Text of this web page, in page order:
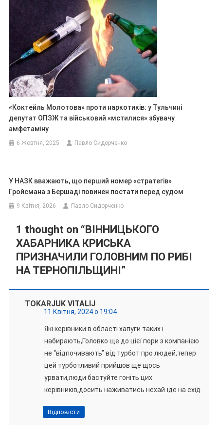
«Коктейль Молотова» проти наркотиків: у Тульчині
депутат ОПЗЖ та військовий «мстилися» збувачу
амфетаміну
6 Жовтня, 2025 Павло Сидорченко
У НАЗК вважають, що перший номер «стратегів»
Гройсмана з Бершаді повинен постати перед судом
9 Квітня, 2026 Павло Сидорченко
1 thought on “ВІННИЦЬКОГО
ХАБАРНИКА КРИСЬКА
ПРИЗНАЧИЛИ ГОЛОВНИМ ПО РИБІ
НА ТЕРНОПІЛЬЩИНІ”
TOKARJUK VITALIJ
11 Квітня, 2024 о 19:04
Які керівники в області хапуги таких і
набирають,Головко ще до цієї пори з компанією
не “відпочивають” від турбот про людей,тепер
цей турботливий прийшов ще щось
урвати,люди бастуйте гоніть цих
керівників,досить наживатись нехай їде на схід.
Відповісти